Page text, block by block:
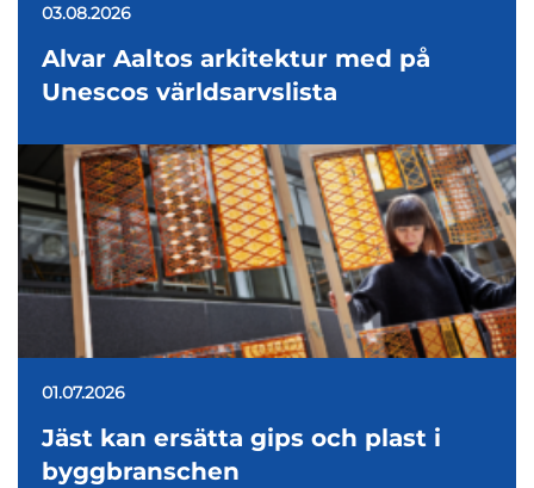
03.08.2026
Alvar Aaltos arkitektur med på
Unescos världsarvslista
01.07.2026
Jäst kan ersätta gips och plast i
byggbranschen